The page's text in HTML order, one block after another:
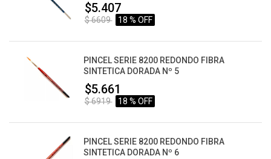
$5.407
$ 6609 18 % OFF
PINCEL SERIE 8200 REDONDO FIBRA
SINTETICA DORADA Nº 5
$5.661
$ 6919 18 % OFF
PINCEL SERIE 8200 REDONDO FIBRA
SINTETICA DORADA Nº 6